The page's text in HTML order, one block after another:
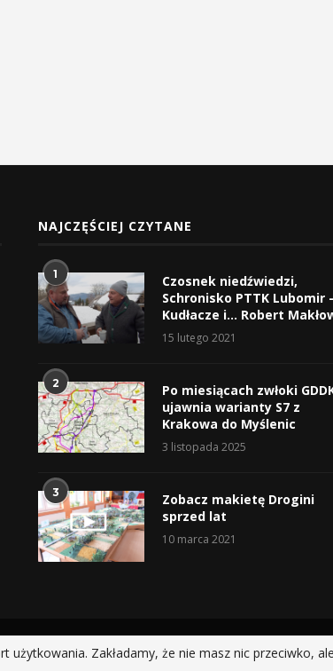
NAJCZĘŚCIEJ CZYTANE
1
Czosnek niedźwiedzi,
Schronisko PTTK Lubomir
Kudłacze i… Robert
15 lutego 2021
2
Po miesiącach zwłoki
ujawnia warianty S7 z
Krakowa do Myślenic
3 listopada 2025
3
Zobacz makietę Drogini
sprzed lat
10 marca 2021
@2019 - All Right Reserved.
Zakładamy, że nie masz nic przeciwko,